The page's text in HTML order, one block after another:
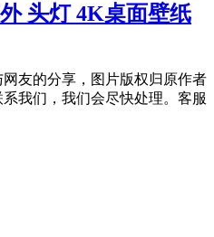
头灯 4K桌面壁纸
友的分享，图片版权归原作者
我们，我们会尽快处理。客服